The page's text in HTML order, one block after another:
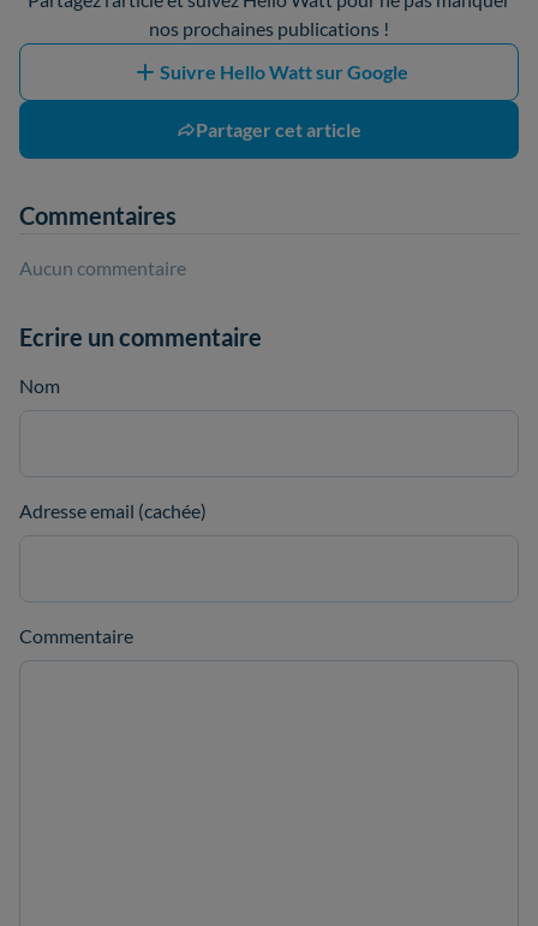
nos prochaines publications !
Suivre Hello Watt sur Google
Partager cet article
Commentaires
Aucun commentaire
Ecrire un commentaire
Nom
Adresse email (cachée)
Commentaire